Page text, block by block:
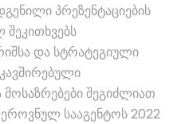
პრეზენტაციების
შეკითხვებს
და სტრატეგიული
შეგიძლიათ
სააგენტოს 2022